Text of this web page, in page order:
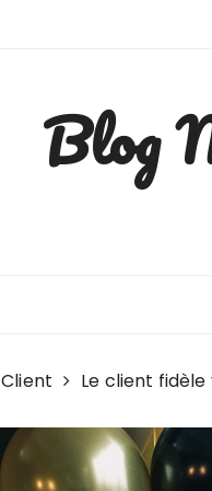
Blog
Client Le client fidèle